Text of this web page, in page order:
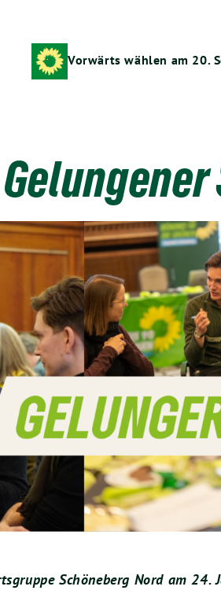
Vorwärts wählen am 20.
Schöneberg Nord am 24.